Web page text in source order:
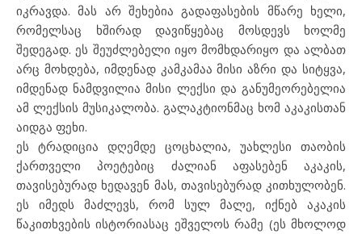
იკრავდა. მას არ შეხებია გადაფასების მწარე ხელი,
რომელსაც ხშირად დავიწყებაც მოსდევს ხოლმე
შედეგად. ეს შეუძლებელი იყო მომხდარიყო და ალბათ
არც მოხდება, იმდენად კამკამაა მისი აზრი და სიტყვა,
იმდენად ნამდვილია მისი ლექსი და განუმეორებელია
ამ ლექსის მუსიკალობა. გალაკტიონმაც ხომ აკაკისთან
აიდგა ფეხი.
ეს ტრადიცია დღემდე ცოცხალია, უახლესი თაობის
ქართველი პოეტებიც ძალიან აფასებენ აკაკის,
თავისებურად ხედავენ მას, თავისებურად კითხულობენ.
ეს იმედს მაძლევს, რომ სულ მალე, იქნებ აკაკის
წაკითხვების ისტორიასაც ეშველოს რამე (ეს მხოლოდ